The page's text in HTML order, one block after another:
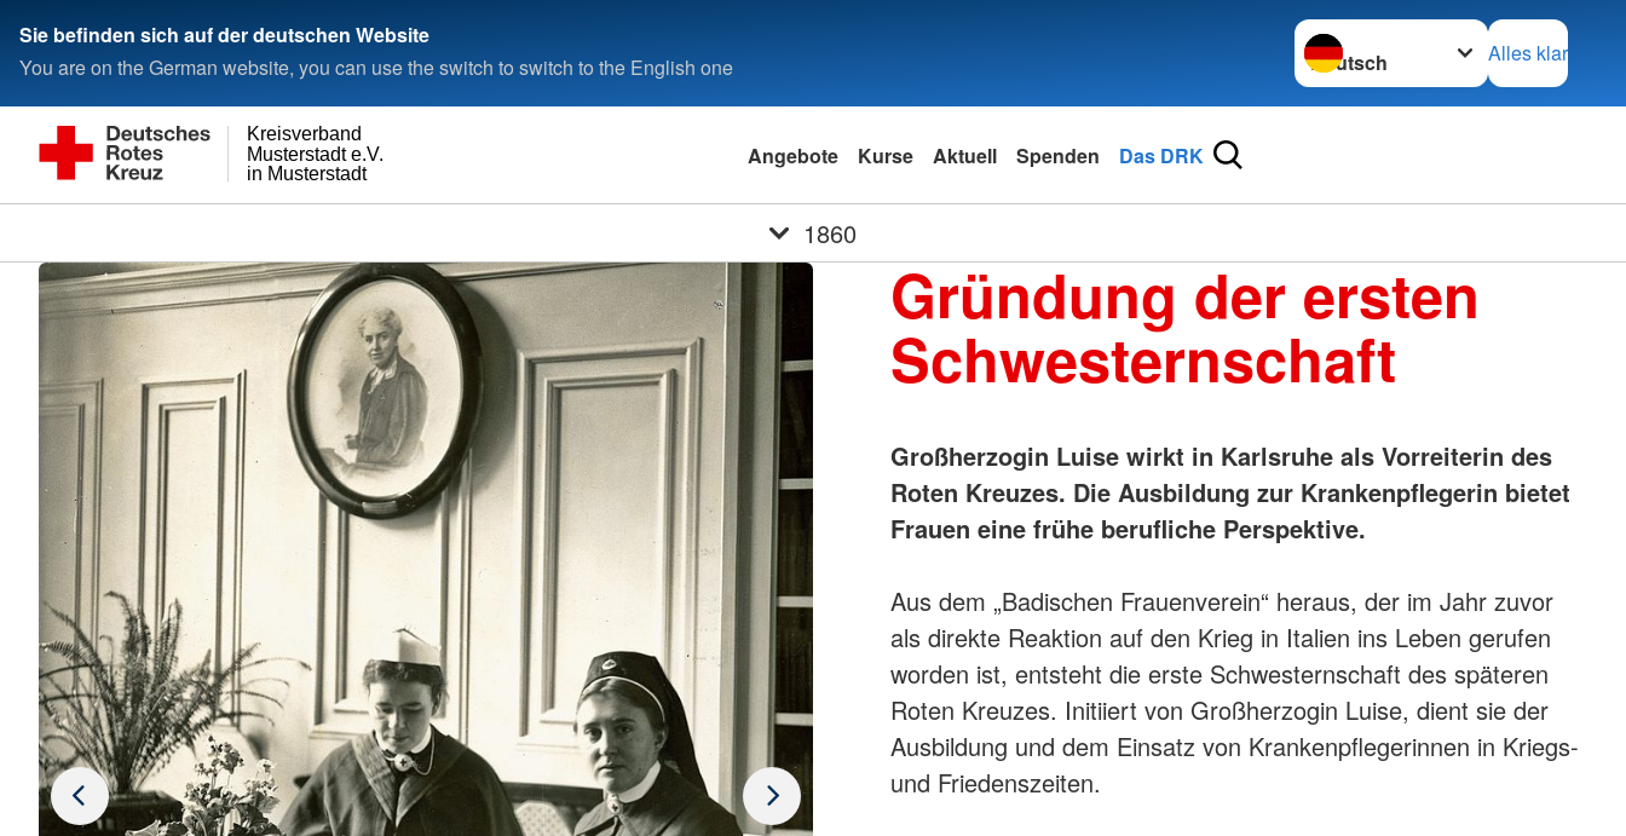
Sie befinden sich auf der deutschen Website
You are on the German website, you can use the switch to switch to the English one
Sprache wechseln zu
Alles klar
in Musterstadt
Musterstadt e.V.
Kreisverband
Angebote Kurse Aktuell Spenden Das DRK
1860
Gründung der ersten
Schwesternschaft
Großherzogin Luise wirkt in Karlsruhe als Vorreiterin des
Roten Kreuzes. Die Ausbildung zur Krankenpflegerin bietet
Frauen eine frühe berufliche Perspektive.
Aus dem „Badischen Frauenverein“ heraus, der im Jahr zuvor
als direkte Reaktion auf den Krieg in Italien ins Leben gerufen
worden ist, entsteht die erste Schwesternschaft des späteren
Roten Kreuzes. Initiiert von Großherzogin Luise, dient sie der
Ausbildung und dem Einsatz von Krankenpflegerinnen in Kriegs-
und Friedenszeiten.